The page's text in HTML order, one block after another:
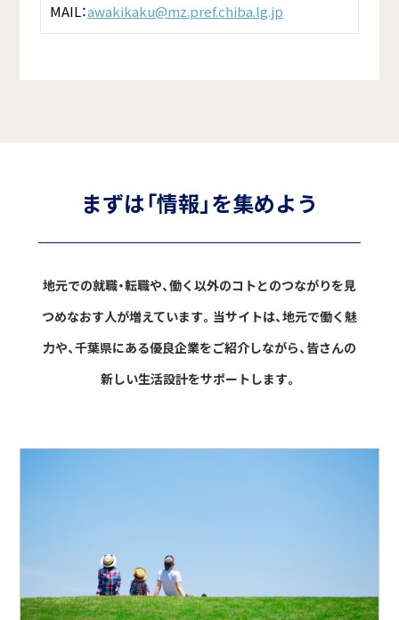
MAIL：awakikaku@mz.pref.chiba.lg.jp
まずは「情報」を集めよう
地元での就職・転職や、働く以外のコトとのつながりを見
つめなおす人が増えています。 当サイトは、地元で働く魅
力や、千葉県にある優良企業をご紹介しながら、皆さんの
新しい生活設計をサポートします。